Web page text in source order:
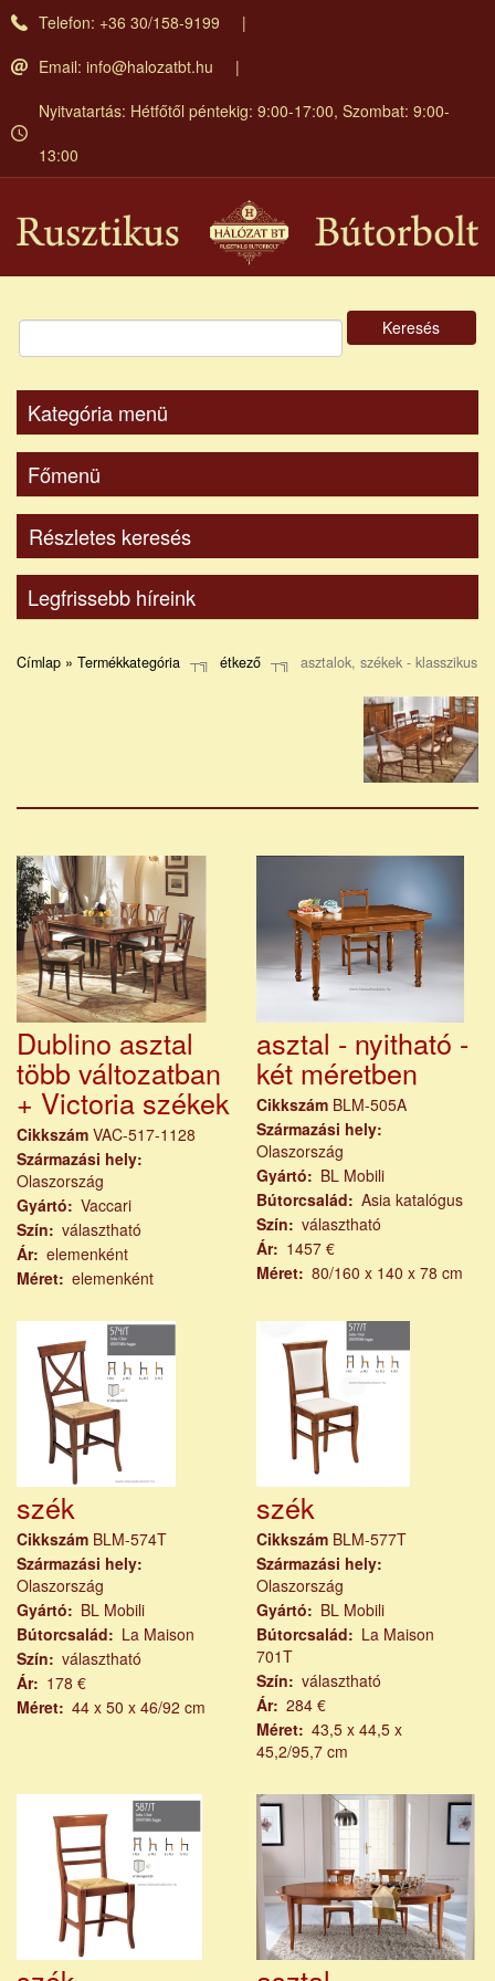
Ugrás
Telefon: +36 30/158-9199
Email: info@halozatbt.hu
Nyitvatartás: Hétfőtől péntekig: 9:00-17:00, Szombat: 9:00-
13:00
Keresés
Kategória menü
Főmenü
Részletes keresés
Legfrissebb híreink
Címlap » Termékkategória étkező asztalok, székek - klasszikus
Dublino asztal
több változatban
+ Victoria székek
Cikkszám VAC-517-1128
Származási hely
Olaszország
Gyártó
Vaccari
Szín
választható
Ár elemenként
Méret elemenként
asztal - nyitható -
két méretben
Cikkszám BLM-505A
Származási hely
Olaszország
Gyártó
BL Mobili
Bútorcsalád
Asia katalógus
Szín
választható
Ár
1457 €
Méret
80/160 x 140 x 78 cm
szék
Cikkszám BLM-574T
Származási hely
Olaszország
Gyártó
BL Mobili
Bútorcsalád
La Maison
Szín
választható
Ár
178 €
Méret 44 x 50 x 46/92 cm
szék
Cikkszám BLM-577T
Származási hely
Olaszország
Gyártó
BL Mobili
Bútorcsalád
La Maison
701T
Szín
választható
Ár
284 €
Méret
43,5 x 44,5 x
45,2/95,7 cm